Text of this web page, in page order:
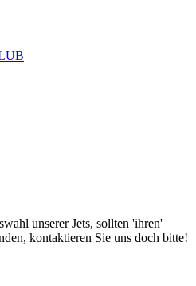
unserer Jets, sollten 'ihren'
kontaktieren Sie uns doch bitte!